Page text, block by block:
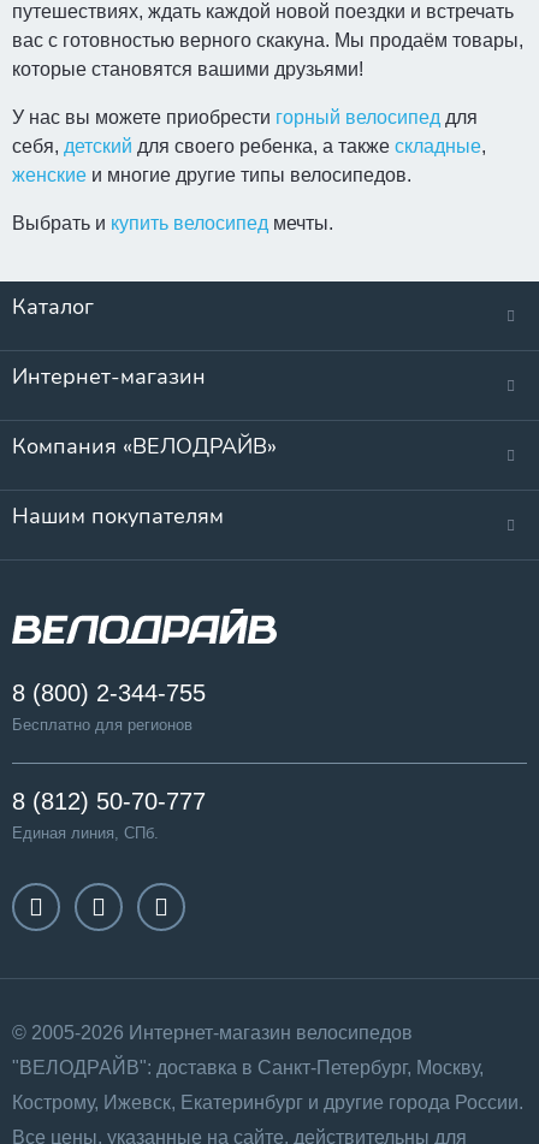
путешествиях, ждать каждой новой поездки и встречать
вас с готовностью верного скакуна. Мы продаём товары,
которые становятся вашими друзьями!
У нас вы можете приобрести горный велосипед для
себя, детский для своего ребенка, а также складные,
женские и многие другие типы велосипедов.
Выбрать и купить велосипед мечты.
Каталог
Интернет-магазин
Компания «ВЕЛОДРАЙВ»
Нашим покупателям
8 (800) 2-344-755
Бесплатно для регионов
8 (812) 50-70-777
Единая линия, СПб.
© 2005-2026 Интернет-магазин велосипедов
"ВЕЛОДРАЙВ": доставка в Санкт-Петербург, Москву,
Кострому, Ижевск, Екатеринбург и другие города России.
Все цены, указанные на сайте, действительны для